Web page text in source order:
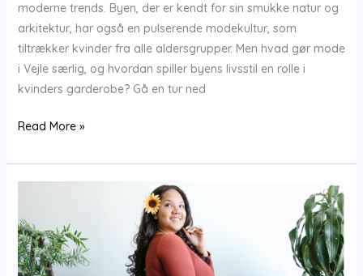
moderne trends. Byen, der er kendt for sin smukke natur og
arkitektur, har også en pulserende modekultur, som
tiltrækker kvinder fra alle aldersgrupper. Men hvad gør mode
i Vejle særlig, og hvordan spiller byens livsstil en rolle i
kvinders garderobe? Gå en tur ned
Dame
i
fra
Højgade
til
Read More »